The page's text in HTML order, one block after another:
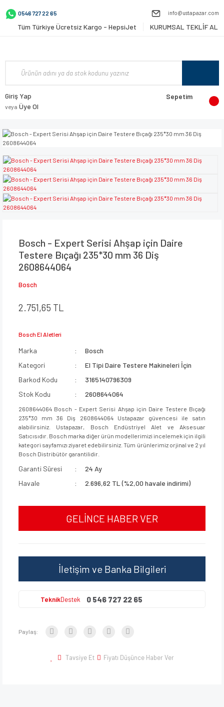
0546 727 22 65 info@ustapazar.com
Tüm Türkiye Ücretsiz Kargo - HepsiJet KURUMSAL TEKLİF AL
Giriş Yap
veya Üye Ol
Sepetim
Bosch - Expert Serisi Ahşap için Daire
Testere Bıçağı 235*30 mm 36 Diş
2608644064
Bosch
2.751,65 TL
Bosch El Aletleri
Marka
Bosch
Kategori
El Tipi Daire Testere Makineleri İçin
Barkod Kodu
3165140796309
Stok Kodu
2608644064
2608644064 Bosch - Expert Serisi Ahşap için Daire Testere Bıçağı
235*30 mm 36 Diş 2608644064 Ustapazar güvencesi ile satın
alabilirsiniz. Ustapazar, Bosch Endüstriyel Alet ve Aksesuar
Satıcısıdır. Bosch marka diğer ürün modellerimizi incelemek için ilgili
kategori sayfamızı ziyaret edebilirsiniz. Tüm ürünlerimiz orjinal ve 2 yıl
Bosch Distribütör garantilidir.
Garanti Süresi
24 Ay
Havale
2.696,62 TL (%2,00 havale indirimi)
GELİNCE HABER VER
İletişim ve Banka Bilgileri
TeknikDestek 0 546 727 22 65
Paylaş:
Tavsiye Et Fiyatı Düşünce Haber Ver